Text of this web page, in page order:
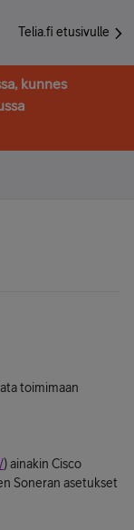
Telia.fi etusivulle
kunnes
toimimaan
) ainakin Cisco
Soneran asetukset